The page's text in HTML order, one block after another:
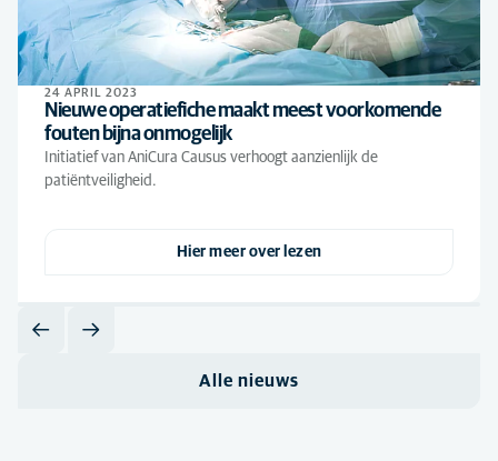
24 APRIL 2023
Nieuwe operatiefiche maakt meest voorkomende
fouten bijna onmogelijk
Initiatief van AniCura Causus verhoogt aanzienlijk de
patiëntveiligheid.
Hier meer over lezen
Alle nieuws